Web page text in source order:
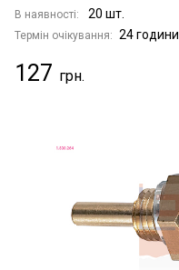
В наявності: 20 шт.
Термін очікування: 24 години
127